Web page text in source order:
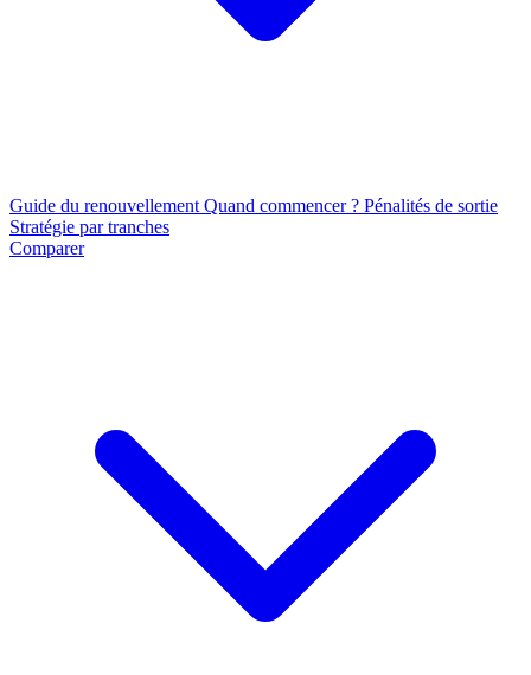
Guide du renouvellement Quand commencer ? Pénalités de sortie
Stratégie par tranches
Comparer